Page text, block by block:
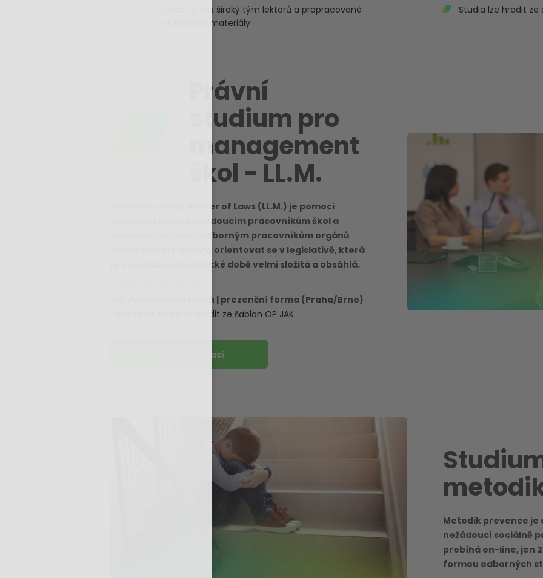
Čeká na vás široký tým lektorů a propracované
vzdělávací materiály
Studia lze hradit ze
Právní
studium pro
management
škol - LL.M.
Smyslem studia Master of Laws (LL.M.) je pomoci
ředitelům a dalším vedoucím pracovníkům škol a
školských zařízení, odborným pracovníkům orgánů
státní veřejné správy, orientovat se v legislativě, která
je v současné dynamické době velmi složitá a obsáhlá.
150 vyučovacích hodin | prezenční forma (Praha/Brno)
Toto studium nelze hradit ze šablon OP JAK.
Více informací
Metodik prevence je
nežádoucí sociálně
probíhá on-line, jen
formou odborných